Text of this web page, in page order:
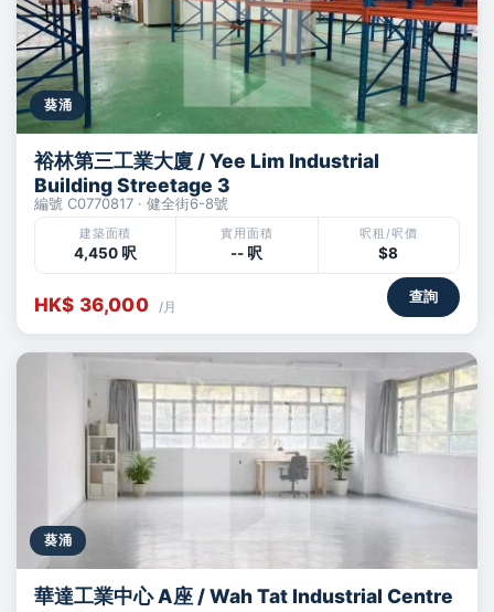
葵涌
裕林第三工業大廈 / Yee Lim Industrial
Building Streetage 3
編號 C0770817 · 健全街6-8號
建築面積
4,450 呎
實用面積
-- 呎
呎租/呎價
$8
HK$ 36,000 /月
查詢
葵涌
華達工業中心 A座 / Wah Tat Industrial Centre